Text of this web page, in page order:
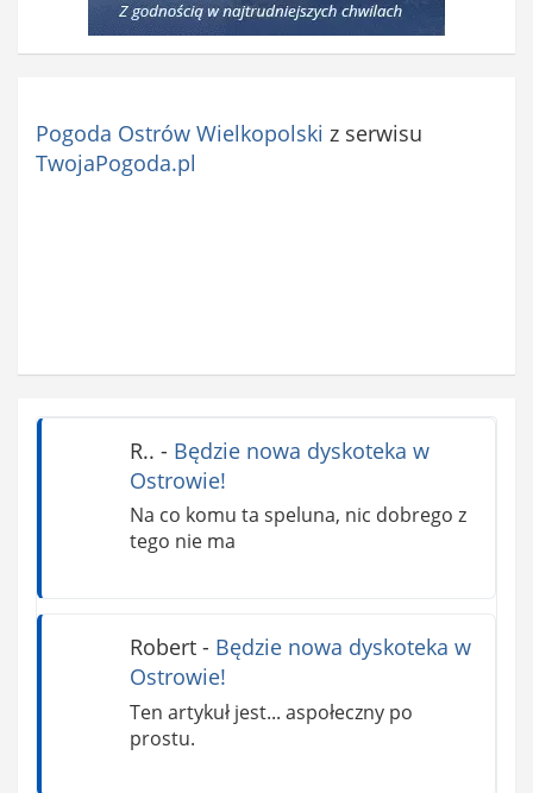
Pogoda Ostrów Wielkopolski z serwisu
TwojaPogoda.pl
R.. - Będzie nowa dyskoteka w
Ostrowie!
Na co komu ta speluna, nic dobrego z
tego nie ma
Robert- Będzie nowa dyskoteka w
Ostrowie!
Ten artykuł jest... aspołeczny po
prostu.